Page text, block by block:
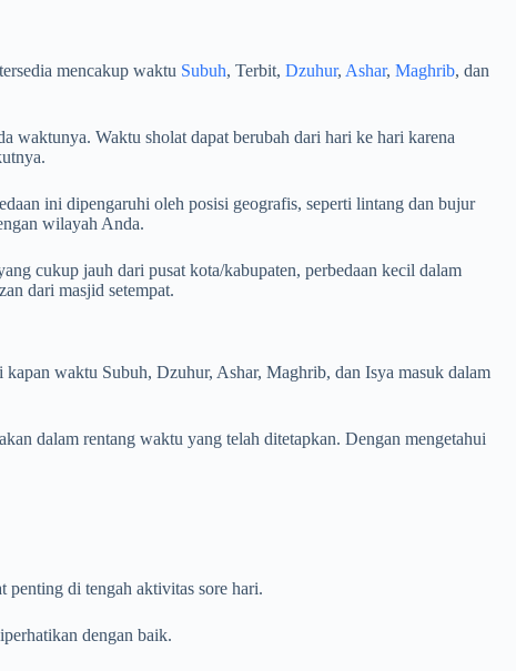
mencakup waktu Subuh, Terbit, Dzuhur, Ashar, Maghrib, dan
waktunya. Waktu sholat dapat berubah dari hari ke hari karena
ini dipengaruhi oleh posisi geografis, seperti lintang dan bujur
wilayah Anda.
cukup jauh dari pusat kota/kabupaten, perbedaan kecil dalam
dari masjid setempat.
waktu Subuh, Dzuhur, Ashar, Maghrib, dan Isya masuk dalam
dalam rentang waktu yang telah ditetapkan. Dengan mengetahui
penting di tengah aktivitas sore hari.
dengan baik.